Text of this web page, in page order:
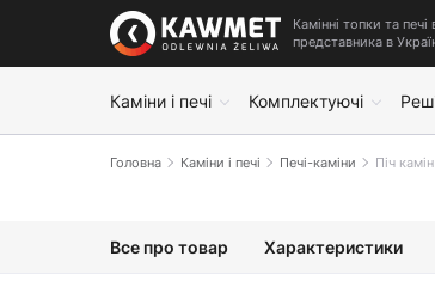
Камінні топки та печі
представника в
Каміни і печі Комплектуючі
Головна Каміни і печі Печі-каміни Піч
Все про товар Характеристики